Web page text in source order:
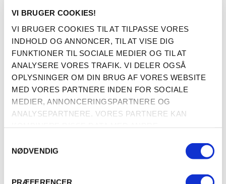
VI BRUGER COOKIES!
VI BRUGER COOKIES TIL AT TILPASSE VORES
INDHOLD OG ANNONCER, TIL AT VISE DIG
FUNKTIONER TIL SOCIALE MEDIER OG TIL AT
ANALYSERE VORES TRAFIK. VI DELER OGSÅ
OPLYSNINGER OM DIN BRUG AF VORES WEBSITE
MED VORES PARTNERE INDEN FOR SOCIALE
MEDIER, ANNONCERINGSPARTNERE OG
ANALYSEPARTNERE. VORES PARTNERE KAN
HAR INDSAMLET FRA DIN BRUG AF DERES
NØDVENDIG
PRÆFERENCER
Hundetegn med Kiwi |
Emalje str. Small
144,00
GRATIS LEVERING!
Hundetegn med Medicinsk
Tegn | Emalje str. Small
144,00
GRATIS LEVERING!